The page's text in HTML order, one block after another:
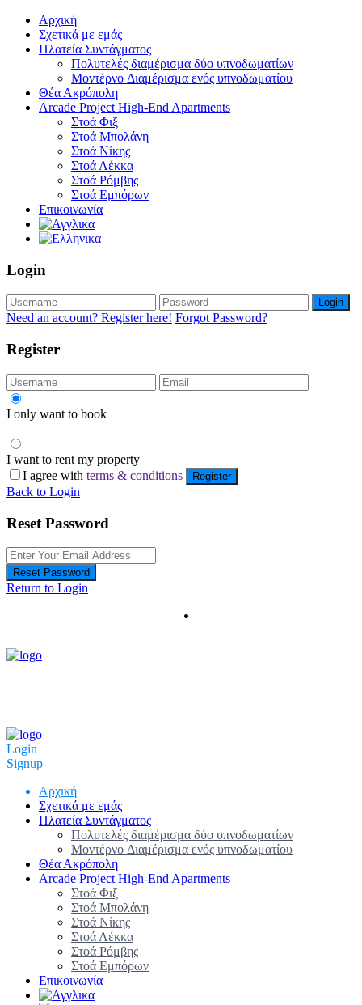
Αρχική
Σχετικά με εμάς
Πλατεία Συντάγματος
Πολυτελές διαμέρισμα δύο υπνοδωματίων
Μοντέρνo Διαμέρισμα ενός υπνοδωματίου
Θέα Ακρόπολη
Arcade Project High-End Apartments
Στοά Φιξ
Στοά Μπολάνη
Στοά Νίκης
Στοά Λέκκα
Στοά Ρόμβης
Στοά Εμπόρων
Επικοινωνία
Login
Login
Need an account? Register here! Forgot Password?
Register
I only want to book
I want to rent my property
I agree with terms & conditions Register
Back to Login
Reset Password
Reset Password
Return to Login
Login
Signup
Αρχική
Σχετικά με εμάς
Πλατεία Συντάγματος
Πολυτελές διαμέρισμα δύο υπνοδωματίων
Μοντέρνo Διαμέρισμα ενός υπνοδωματίου
Θέα Ακρόπολη
Arcade Project High-End Apartments
Στοά Φιξ
Στοά Μπολάνη
Στοά Νίκης
Στοά Λέκκα
Στοά Ρόμβης
Στοά Εμπόρων
Επικοινωνία